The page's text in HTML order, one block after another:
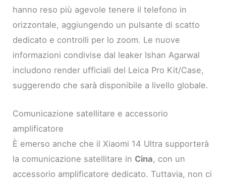
hanno reso più agevole tenere il telefono in
orizzontale, aggiungendo un pulsante di scatto
dedicato e controlli per lo zoom. Le nuove
informazioni condivise dal leaker Ishan Agarwal
includono render ufficiali del Leica Pro Kit/Case,
suggerendo che sarà disponibile a livello globale.
Comunicazione satellitare e accessorio
amplificatore
È emerso anche che il Xiaomi 14 Ultra supporterà
la comunicazione satellitare in Cina, con un
accessorio amplificatore dedicato. Tuttavia, non ci